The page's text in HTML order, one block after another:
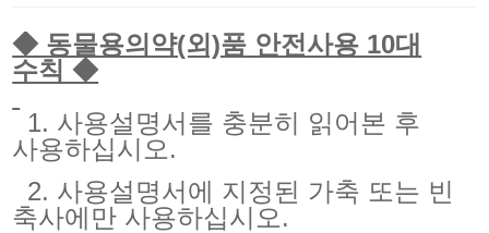
◆ 동물용의약(외)품 안전사용 10대
수칙 ◆
1. 사용설명서를 충분히 읽어본 후
사용하십시오.
2. 사용설명서에 지정된 가축 또는 빈
축사에만 사용하십시오.